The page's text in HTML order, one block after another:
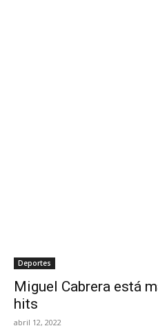
Deportes
Miguel Cabrera está
hits
abril 12, 2022